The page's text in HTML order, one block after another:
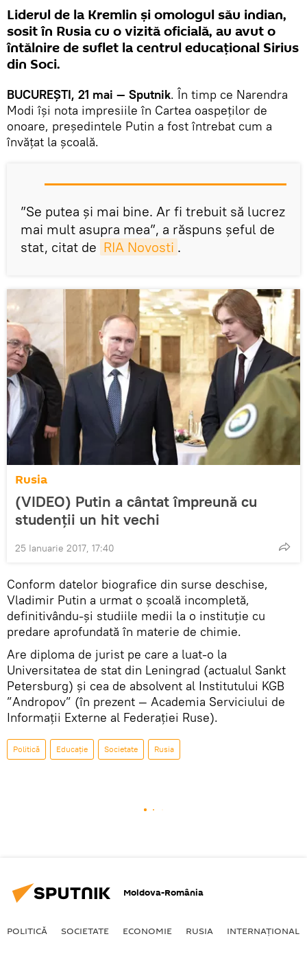
Liderul de la Kremlin și omologul său indian,
sosit în Rusia cu o vizită oficială, au avut o
întălnire de suflet la centrul educațional Sirius
din Soci.
BUCUREȘTI, 21 mai — Sputnik. În timp ce Narendra
Modi își nota impresiile în Cartea oaspeților de
onoare, președintele Putin a fost întrebat cum a
învățat la școală.
”Se putea și mai bine. Ar fi trebuit să lucrez
mai mult asupra mea”, a răspuns șeful de
stat, citat de RIA Novosti .
Rusia
(VIDEO) Putin a cântat împreună cu
studenții un hit vechi
25 Ianuarie 2017, 17:40
Conform datelor biografice din surse deschise,
Vladimir Putin a urmat o școală incompletă,
definitivându-și studiile medii la o instituție cu
predare aprofundată în materie de chimie.
Are diploma de jurist pe care a luat-o la
Universitatea de stat din Leningrad (actualul Sankt
Petersburg) și cea de absolvent al Institutului KGB
”Andropov” (în prezent — Academia Serviciului de
Informații Externe al Federației Ruse).
Politică Educație Societate Rusia
Moldova-România
POLITICĂ SOCIETATE ECONOMIE RUSIA INTERNAŢIONAL